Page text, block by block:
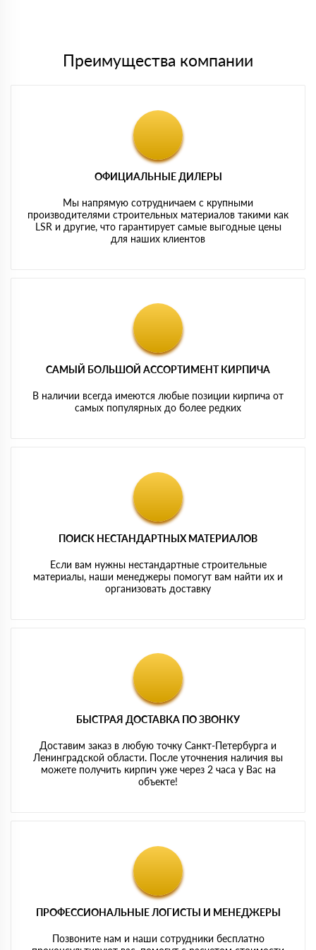
Преимущества компании
ОФИЦИАЛЬНЫЕ ДИЛЕРЫ
Мы напрямую сотрудничаем с крупными
производителями строительных материалов такими как
LSR и другие, что гарантирует самые выгодные цены
для наших клиентов
САМЫЙ БОЛЬШОЙ АССОРТИМЕНТ КИРПИЧА
В наличии всегда имеются любые позиции кирпича от
самых популярных до более редких
ПОИСК НЕСТАНДАРТНЫХ МАТЕРИАЛОВ
Если вам нужны нестандартные строительные
материалы, наши менеджеры помогут вам найти их и
организовать доставку
БЫСТРАЯ ДОСТАВКА ПО ЗВОНКУ
Доставим заказ в любую точку Санкт-Петербурга и
Ленинградской области. После уточнения наличия вы
можете получить кирпич уже через 2 часа у Вас на
объекте!
ПРОФЕССИОНАЛЬНЫЕ ЛОГИСТЫ И МЕНЕДЖЕРЫ
Позвоните нам и наши сотрудники бесплатно